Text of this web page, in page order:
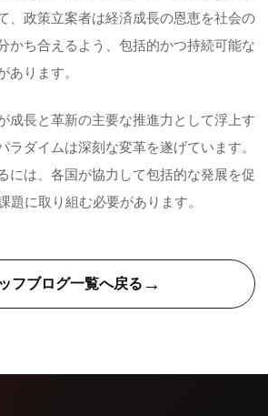
、政策立案者は経済成長の恩恵を社会の
かち合えるよう、包括的かつ持続可能な
あります。
成長と革新の主要な推進力として浮上す
ラダイムは深刻な変革を遂げています。
には、各国が協力して包括的な発展を促
題に取り組む必要があります。
フブログ一覧へ戻る →